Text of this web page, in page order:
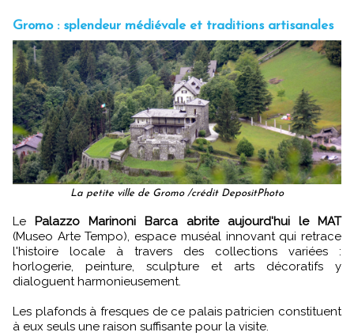
Gromo : splendeur médiévale et traditions artisanales
La petite ville de Gromo /crédit DepositPhoto
Le Palazzo Marinoni Barca abrite aujourd'hui le MAT
(Museo Arte Tempo), espace muséal innovant qui retrace
l'histoire locale à travers des collections variées :
horlogerie, peinture, sculpture et arts décoratifs y
dialoguent harmonieusement.
Les plafonds à fresques de ce palais patricien constituent
à eux seuls une raison suffisante pour la visite.